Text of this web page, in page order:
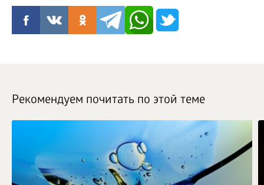
Рекомендуем почитать по этой теме